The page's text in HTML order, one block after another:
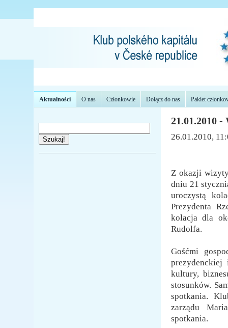
Aktualności O nas Członkowie Dołącz do nas Pakiet
Szukaj!
21.01.2010
26.01.2010,
Z okazji
dniu 21
uroczystą
Prezydenta
kolacja dla
Rudolfa.
Gośćmi
kultury,
stosunków.
spotkania.
zarządu
spotkania.